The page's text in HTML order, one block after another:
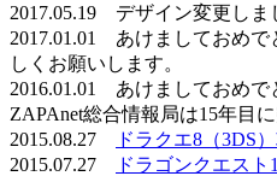
2017.05.19 デザイン変更しま
2017.01.01 あけましておめで
しくお願いします。
2016.01.01 あけましておめで
ZAPAnet総合情報局は15年目に
2015.08.27
ドラクエ8（3DS
2015.07.27
ドラゴンクエス